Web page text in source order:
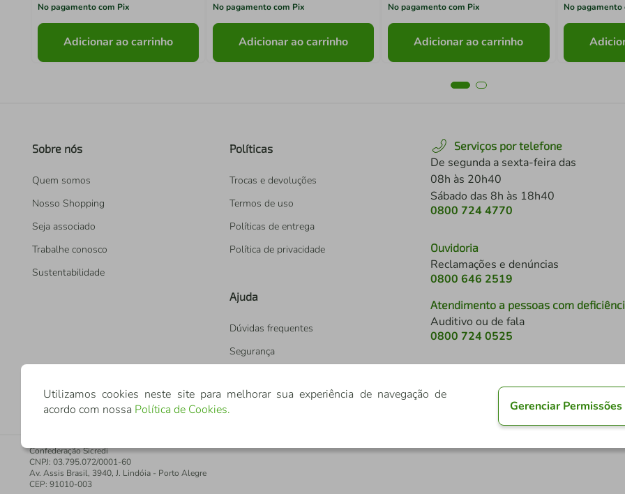
No pagamento com Pix
Adicionar ao carrinho
No pagamento com Pix
Adicionar ao carrinho
No pagamento com Pix
Adicionar ao carrinho
No pagamento
Sobre nós
Quem somos
Nosso Shopping
Seja associado
Trabalhe conosco
Sustentabilidade
Políticas
Trocas e devoluções
Termos de uso
Políticas de entrega
Política de privacidade
Ajuda
Dúvidas frequentes
Segurança
Serviços por telefone
De segunda a sexta-feira das
08h às 20h40
Sábado das 8h às 18h40
0800 724 4770
Ouvidoria
Reclamações e denúncias
0800 646 2519
Atendimento a pessoas com
Auditivo ou de fala
0800 724 0525
Confederação Sicredi
CNPJ: 03.795.072/0001-60
Av. Assis Brasil, 3940, J. Lindóia - Porto Alegre
CEP: 91010-003
Utilizamos cookies neste site para melhorar sua experiência de navegação de
acordo com nossa Política de Cookies. Gerenciar